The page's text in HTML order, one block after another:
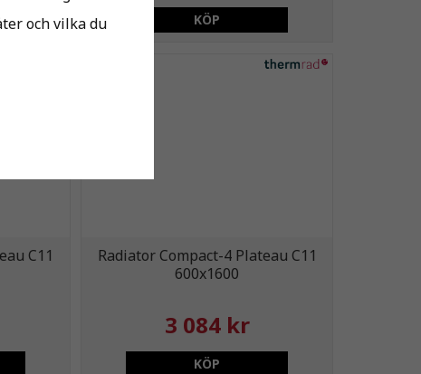
KÖP
C11
Radiator Compact-4 Plateau C11
600x1600
3 084 kr
KÖP
och vilka du